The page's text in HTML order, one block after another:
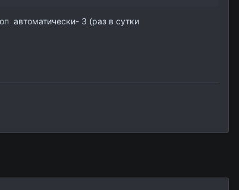
автоматически- 3 (раз в сутки